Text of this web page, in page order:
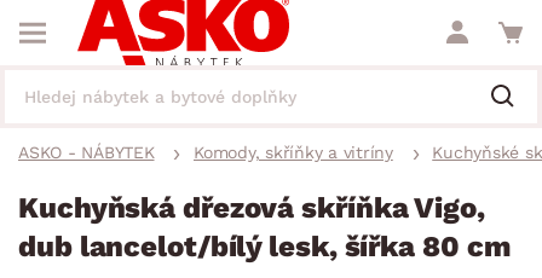
ASKO - NÁBYTEK Komody, skříňky a vitríny Kuchyňské
Kuchyňská dřezová skříňka Vigo,
dub lancelot/bílý lesk, šířka 80 cm